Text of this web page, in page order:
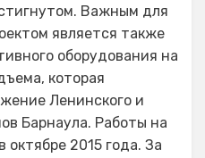
Важным для
является также
оборудования на
которая
Ленинского и
Барнаула. Работы на
октябре 2015 года. За